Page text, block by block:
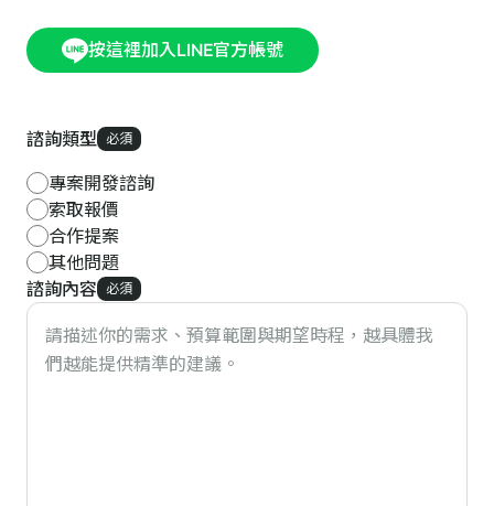
按這裡加入LINE官方帳號
諮詢類型 必須
專案開發諮詢
索取報價
合作提案
其他問題
諮詢內容 必須